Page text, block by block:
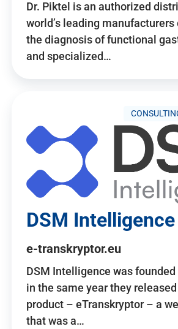
Dr. Piktel is an authorized
world’s leading
the diagnosis of functional
and specialized…
DSM Intelligence
e-transkryptor.eu
DSM Intelligence was founded
in the same year they
product – eTranskryptor – a
that was a…